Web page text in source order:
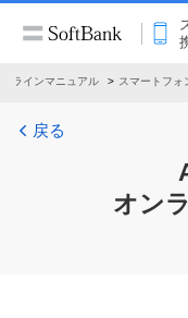
ラインマニュアル スマートフォ
戻る
オン